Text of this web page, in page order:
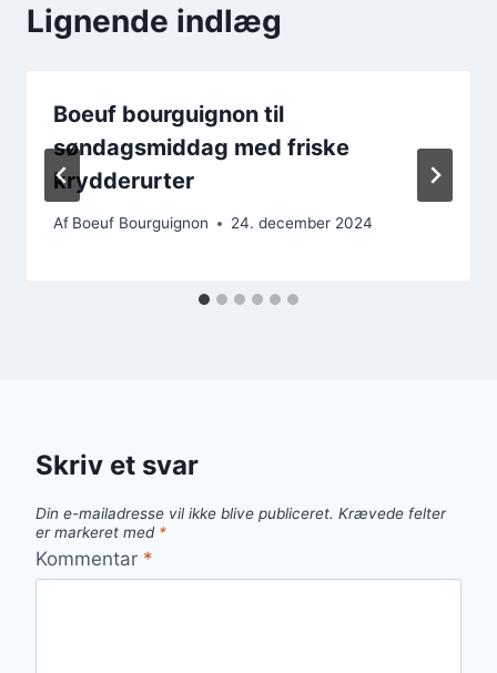
Lignende indlæg
Boeuf bourguignon til
søndagsmiddag med friske
krydderurter
Af Boeuf Bourguignon 24. december 2024
Skriv et svar
Din e-mailadresse vil ikke blive publiceret. Krævede felter
er markeret med *
Kommentar *